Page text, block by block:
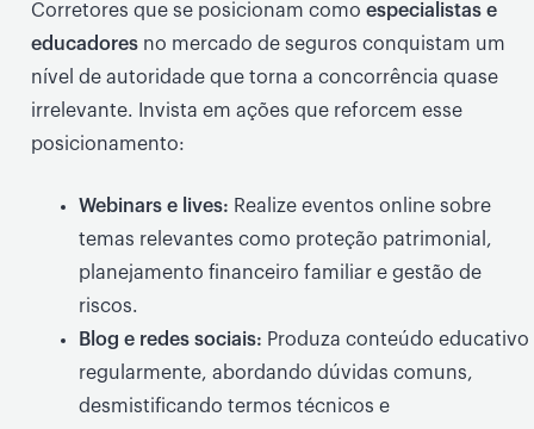
Corretores que se posicionam comoespecialistas e
educadores no mercado de seguros conquistam um
nível de autoridade que torna a concorrência quase
irrelevante. Invista em ações que reforcem esse
posicionamento:
Webinars e lives: Realize eventos online sobre
temas relevantes como proteção patrimonial,
planejamento financeiro familiar e gestão de
riscos.
Blog e redes sociais: Produza conteúdo educativo
regularmente, abordando dúvidas comuns,
desmistificando termos técnicos e